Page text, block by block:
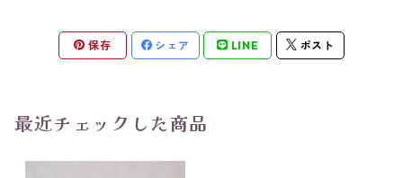
保存 シェア LINE ポスト
最近チェックした商品